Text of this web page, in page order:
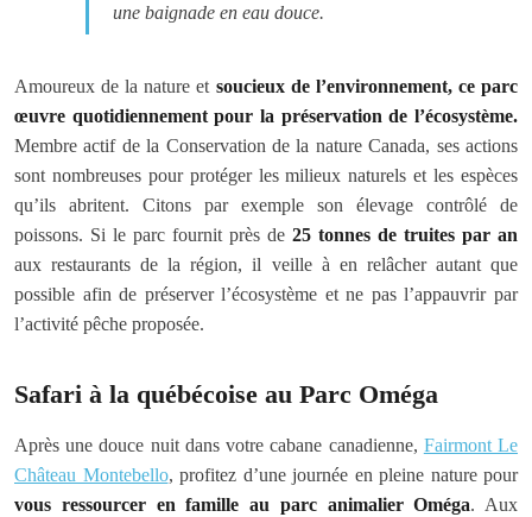
une baignade en eau douce.
Amoureux de la nature et soucieux de l’environnement, ce parc
œuvre quotidiennement pour la préservation de l’écosystème.
Membre actif de la Conservation de la nature Canada, ses actions
sont nombreuses pour protéger les milieux naturels et les espèces
qu’ils abritent. Citons par exemple son élevage contrôlé de
poissons. Si le parc fournit près de 25 tonnes de truites par an
aux restaurants de la région, il veille à en relâcher autant que
possible afin de préserver l’écosystème et ne pas l’appauvrir par
l’activité pêche proposée.
Safari à la québécoise au Parc Oméga
Après une douce nuit dans votre cabane canadienne, Fairmont Le
Château Montebello, profitez d’une journée en pleine nature pour
vous ressourcer en famille au parc animalier Oméga. Aux